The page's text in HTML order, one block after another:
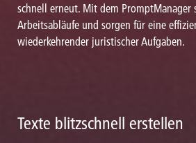
schnell erneut. Mit dem PromptManager
Arbeitsabläufe und sorgen für eine
wiederkehrender juristischer Aufgaben.
Texte blitzschnell erstellen